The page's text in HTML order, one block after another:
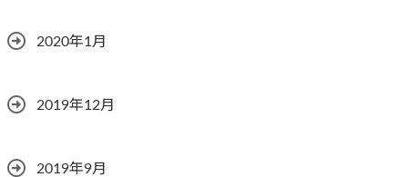
2020年1月
2019年12月
2019年9月